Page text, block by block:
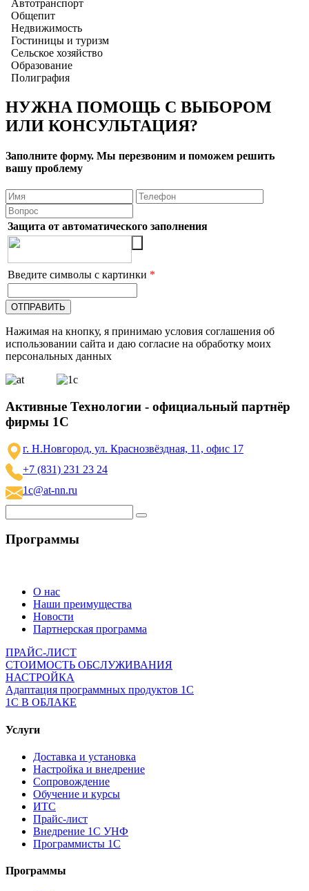
Автотранспорт
Общепит
Недвижимость
Гостиницы и туризм
Сельское хозяйство
Образование
Полиграфия
НУЖНА ПОМОЩЬ С ВЫБОРОМ
ИЛИ КОНСУЛЬТАЦИЯ?
Заполните форму. Мы перезвоним и поможем решить
вашу проблему
Защита от автоматического заполнения
Введите символы с картинки *
Нажимая на кнопку, я принимаю условия соглашения об
использовании сайта и даю согласие на обработку моих
персональных данных
Активные Технологии - официальный партнёр
фирмы 1С
г. Н.Новгород, ул. Краснозвёздная, 11, офис 17
+7 (831) 231 23 24
1c@at-nn.ru
Программы
О нас
Наши преимущества
Новости
Партнерская программа
ПРАЙС-ЛИСТ
СТОИМОСТЬ ОБСЛУЖИВАНИЯ
НАСТРОЙКА
Адаптация программных продуктов 1С
1С В ОБЛАКЕ
Услуги
Доставка и установка
Настройка и внедрение
Сопровождение
Обучение и курсы
ИТС
Прайс-лист
Внедрение 1С УНФ
Программисты 1С
Программы